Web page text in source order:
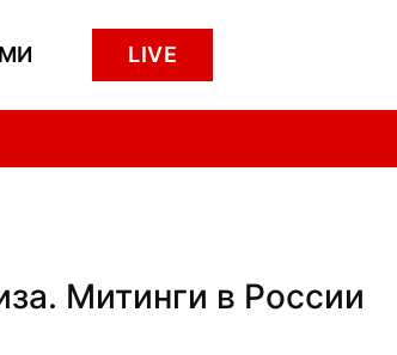
LIVE
Митинги в России